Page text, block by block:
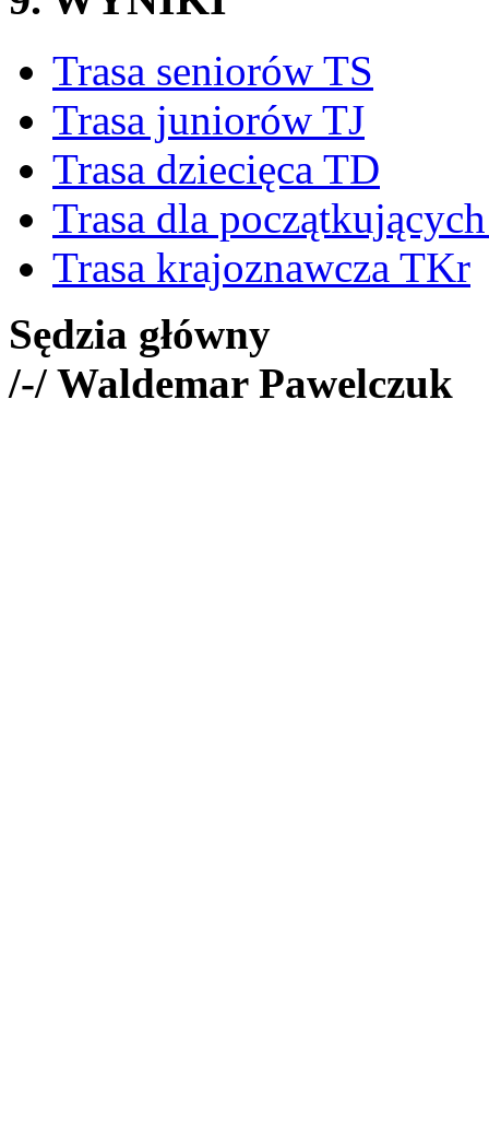
Trasa seniorów TS
Trasa juniorów TJ
Trasa dziecięca TD
Trasa dla
Trasa krajoznawcza TKr
Sędzia główny
/-/ Waldemar Pawelczuk